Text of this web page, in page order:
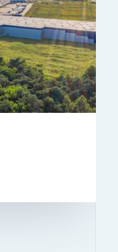
STATUS
IM FOND SEIT